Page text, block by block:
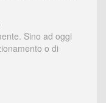
Sino ad oggi
o di